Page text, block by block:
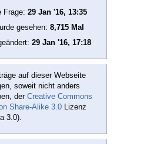
}\textbf{Qudrant 3
Frage: 29 Jan '16, 13:35
gesehen: 8,715 Mal
29 Jan '16, 17:18
auf dieser Webseite
soweit nicht anders
der Creative Commons
Share-Alike 3.0 Lizenz
3.0).